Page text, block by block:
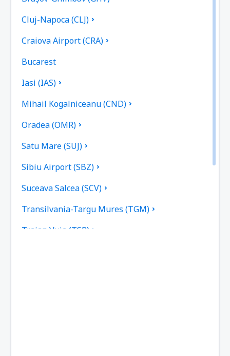
Cluj-Napoca (CLJ)
Craiova Airport (CRA)
Bucarest
Iasi (IAS)
Mihail Kogalniceanu (CND)
Oradea (OMR)
Satu Mare (SUJ)
Sibiu Airport (SBZ)
Suceava Salcea (SCV)
Transilvania-Targu Mures (TGM)
Traian Vuia (TSR)